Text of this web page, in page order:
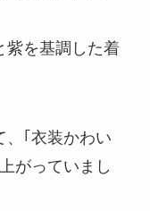
紫を基調した着
、｢衣装かわい
がっていまし